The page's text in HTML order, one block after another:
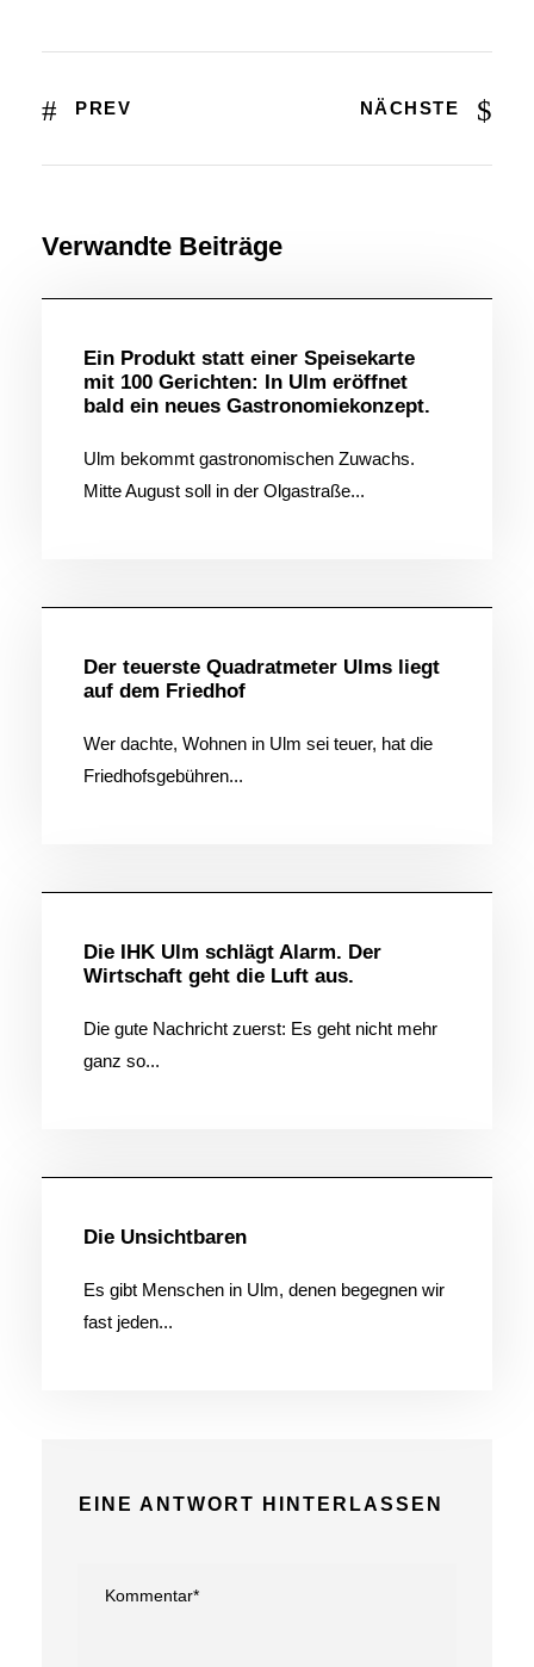
PREV NÄCHSTE
Verwandte Beiträge
Ein Produkt statt einer Speisekarte
mit 100 Gerichten: In Ulm eröffnet
bald ein neues Gastronomiekonzept.
Ulm bekommt gastronomischen Zuwachs.
Mitte August soll in der Olgastraße...
Der teuerste Quadratmeter Ulms liegt
auf dem Friedhof
Wer dachte, Wohnen in Ulm sei teuer, hat die
Friedhofsgebühren...
Die IHK Ulm schlägt Alarm. Der
Wirtschaft geht die Luft aus.
Die gute Nachricht zuerst: Es geht nicht mehr
ganz so...
Die Unsichtbaren
Es gibt Menschen in Ulm, denen begegnen wir
fast jeden...
EINE ANTWORT HINTERLASSEN